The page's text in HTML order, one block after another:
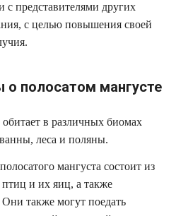
с представителями других
с целью повышения своей
полосатом мангусте
в различных биомах
леса и поляны.
мангуста состоит из
и их яиц, а также
также могут поедать